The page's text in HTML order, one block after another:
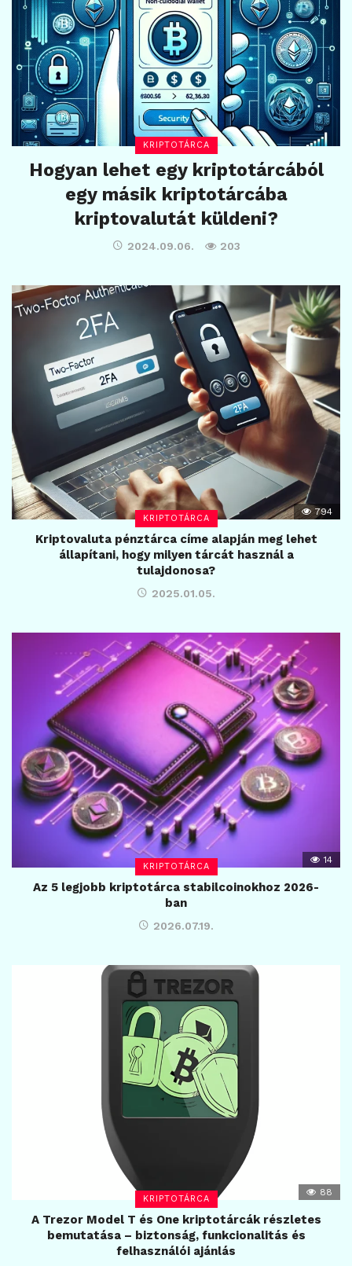
KRIPTOTÁRCA
Hogyan lehet egy kriptotárcából
egy másik kriptotárcába
kriptovalutát küldeni?
2024.09.06. 203
KRIPTOTÁRCA
794
Kriptovaluta pénztárca címe alapján meg lehet
állapítani, hogy milyen tárcát használ a
tulajdonosa?
2025.01.05.
KRIPTOTÁRCA
14
Az 5 legjobb kriptotárca stabilcoinokhoz 2026-
ban
2026.07.19.
KRIPTOTÁRCA
88
A Trezor Model T és One kriptotárcák részletes
bemutatása – biztonság, funkcionalitás és
felhasználói ajánlás